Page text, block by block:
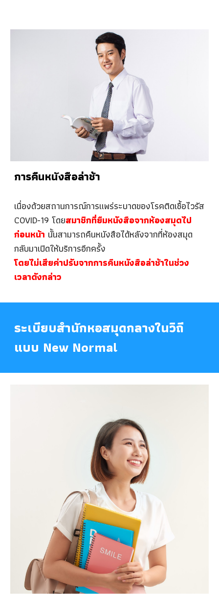
การคืนหนังสือล่าช้า
เนื่องด้วยสถานการณ์การแพร่ระบาดของโรคติดเชื้อไวรัส
COVID-19 โดยสมาชิกที่ยืมหนังสือจากห้องสมุดไป
ก่อนหน้า นั้นสามารถคืนหนังสือได้หลังจากที่ห้องสมุด
กลับมาเปิดให้บริการอีกครั้ง
โดยไม่เสียค่าปรับจากการคืนหนังสือล่าช้าในช่วง
เวลาดังกล่าว
ระเบียบสำนักหอสมุดกลางในวิถี
แบบ New Normal